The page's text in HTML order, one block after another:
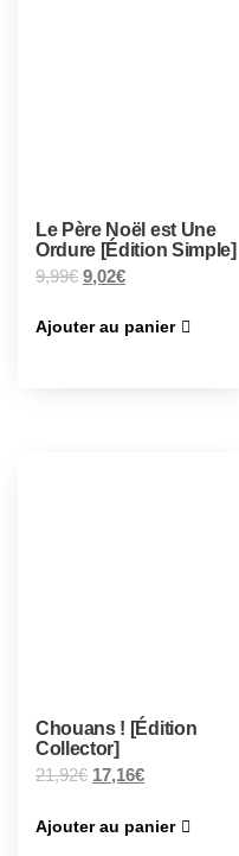
Le Père Noël est Une
Ordure [Édition Simple]
9,99€ 9,02€
Ajouter au panier
Chouans ! [Édition
Collector]
21,92€ 17,16€
Ajouter au panier